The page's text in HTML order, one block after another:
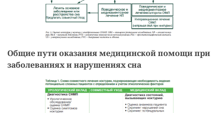
Общие пути оказания медицинской помощи при
заболеваниях и нарушениях сна